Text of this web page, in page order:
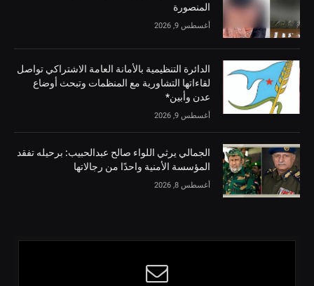
المنصورة
أغسطس 9, 2026
الدائرة التنظيمية بالأمانة العامة الاشتراكي تواصل
لقاءاتها التشاورية مع المنظمات وتبحث أوضاع
عدن وأبين*
أغسطس 9, 2026
الجمالي يرثي اللواء صالح عبدالحبيب: برحيله تفقد
المؤسسة الأمنية واحدًا من رجالاتها
أغسطس 8, 2026